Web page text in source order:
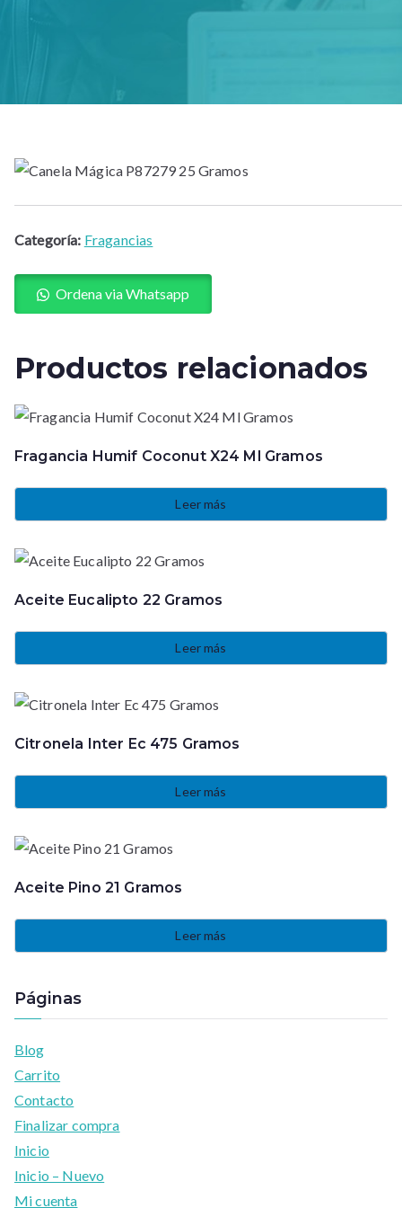
Categoría: Fragancias
Ordena via Whatsapp
Productos relacionados
Fragancia Humif Coconut X24 Ml Gramos
Leer más
Aceite Eucalipto 22 Gramos
Leer más
Citronela Inter Ec 475 Gramos
Leer más
Aceite Pino 21 Gramos
Leer más
Páginas
Blog
Carrito
Contacto
Finalizar compra
Inicio
Inicio – Nuevo
Mi cuenta